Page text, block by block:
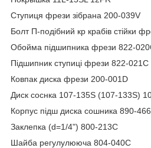
Ступиця фрези зібрана 200-039V
Болт П-подібний кр крабів стійки
Обойма підшипника фрези 822-
Підшипник ступиці фрези 822-
Ковпак диска фрези 200-001D
Диск соснка 107-135S (107-133S)
Корпус підш диска сошника 890-
Заклепка (d=1/4") 800-213C
Шайба регулулююча 804-040C